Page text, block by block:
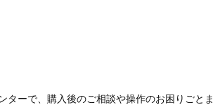
ターで、購入後のご相談や操作のお困りごと